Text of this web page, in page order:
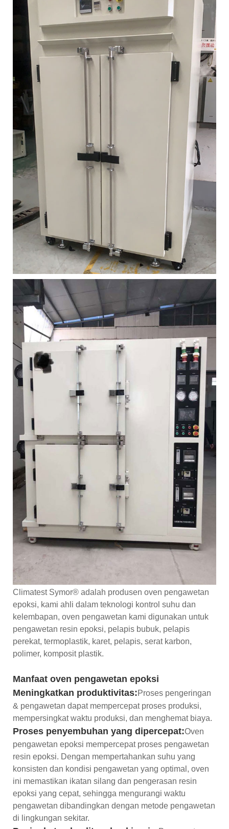
Climatest Symor® adalah produsen oven pengawetan
epoksi, kami ahli dalam teknologi kontrol suhu dan
kelembapan, oven pengawetan kami digunakan untuk
pengawetan resin epoksi, pelapis bubuk, pelapis
perekat, termoplastik, karet, pelapis, serat karbon,
polimer, komposit plastik.
Manfaat oven pengawetan epoksi
Meningkatkan produktivitas:Proses pengeringan
& pengawetan dapat mempercepat proses produksi,
mempersingkat waktu produksi, dan menghemat biaya.
Proses penyembuhan yang dipercepat:Oven
pengawetan epoksi mempercepat proses pengawetan
resin epoksi. Dengan mempertahankan suhu yang
konsisten dan kondisi pengawetan yang optimal, oven
ini memastikan ikatan silang dan pengerasan resin
epoksi yang cepat, sehingga mengurangi waktu
pengawetan dibandingkan dengan metode pengawetan
di lingkungan sekitar.